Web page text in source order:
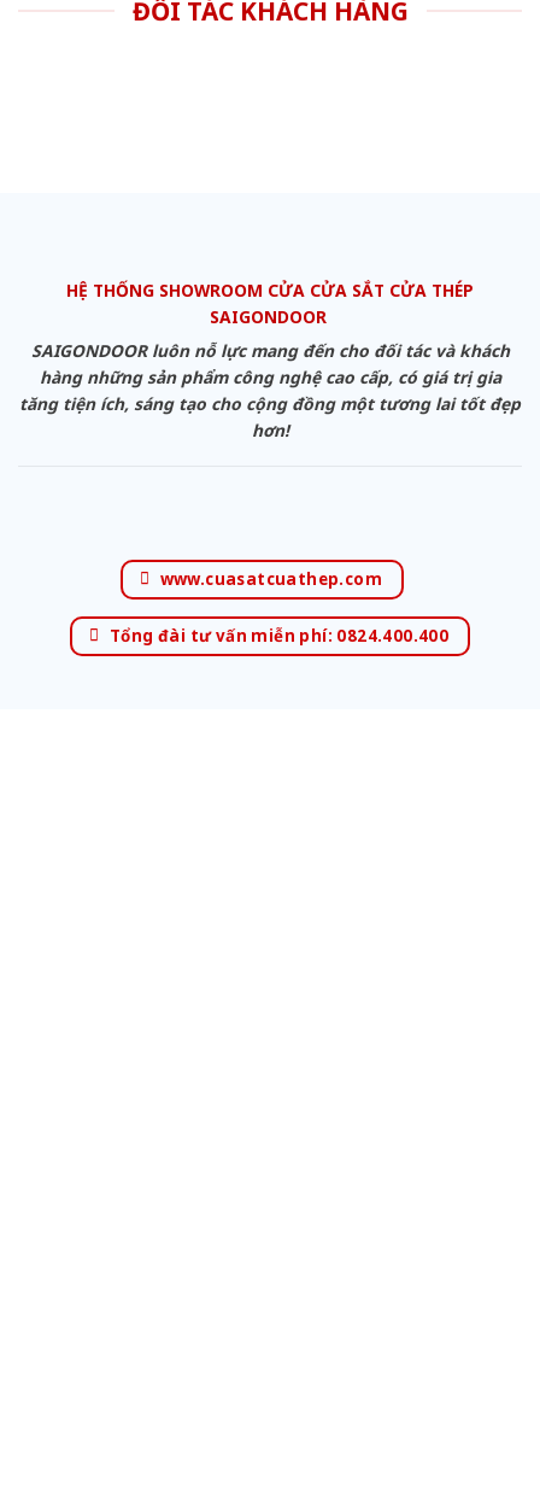
ĐỐI TÁC KHÁCH HÀNG
HỆ THỐNG SHOWROOM CỬA CỬA SẮT CỬA THÉP
SAIGONDOOR
SAIGONDOOR luôn nỗ lực mang đến cho đối tác và khách
hàng những sản phẩm công nghệ cao cấp, có giá trị gia
tăng tiện ích, sáng tạo cho cộng đồng một tương lai tốt đẹp
hơn!
www.cuasatcuathep.com
Tổng đài tư vấn miễn phí: 0824.400.400